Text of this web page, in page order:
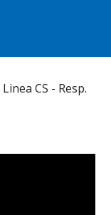
Linea CS - Resp.